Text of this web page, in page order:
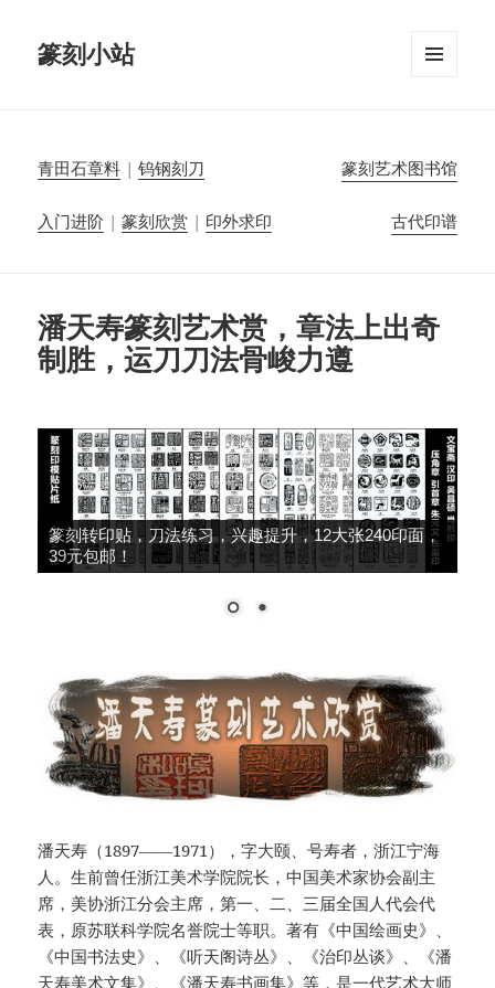
篆刻小站
青田石章料 |钨钢刻刀 篆刻艺术图书馆
入门进阶 |篆刻欣赏 | 印外求印 古代印谱
潘天寿篆刻艺术赏，章法上出奇
制胜，运刀刀法骨峻力遵
篆刻转印贴，刀法练习，兴趣提升，12大张240印面，
39元包邮！
潘天寿（1897——1971），字大颐、号寿者，浙江宁海
人。生前曾任浙江美术学院院长，中国美术家协会副主
席，美协浙江分会主席，第一、二、三届全国人代会代
表，原苏联科学院名誉院士等职。著有《中国绘画史》、
《中国书法史》、《听天阁诗丛》、《治印丛谈》、《潘
天寿美术文集》、《潘天寿书画集》等，是一代艺术大师